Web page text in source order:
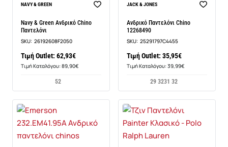
NAVY & GREEN
Navy & Green Ανδρικό Chino
Παντελόνι
SKU: 26192608F2050
Τιμή Outlet: 62,93€
Τιμή Καταλόγου: 89,90€
52
BEST SELLER
JACK & JONES
Ανδρικό Παντελόνι Chino
12268490
SKU: 25291797C4455
Τιμή Outlet: 35,95€
Τιμή Καταλόγου: 39,99€
29 3231 32